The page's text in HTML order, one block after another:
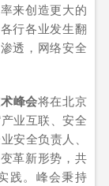
来创造更大的
行各业发生翻
透，网络安全
峰会将在北京
业互联、安全
安全负责人、
革新形势，共
践。峰会秉持